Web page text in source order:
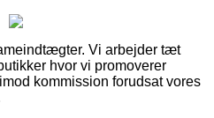
Vi arbejder tæt
hvor vi promoverer
kommission forudsat vores